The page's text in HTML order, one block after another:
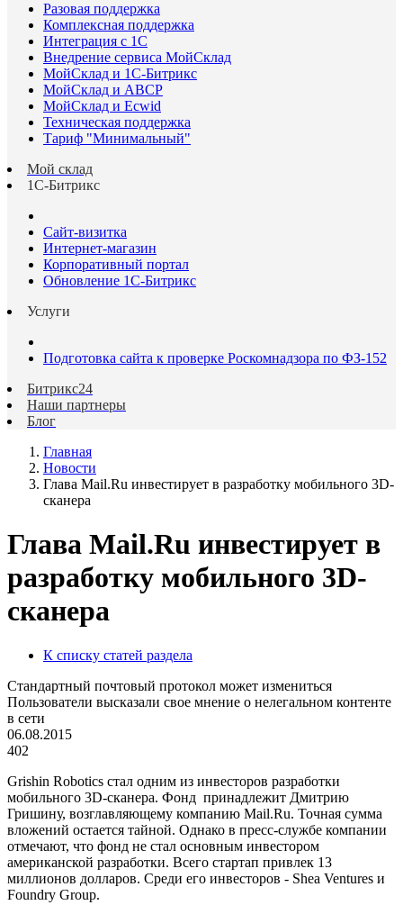
Разовая поддержка
Комплексная поддержка
Интеграция с 1С
Внедрение сервиса МойСклад
МойСклад и 1С-Битрикс
МойСклад и ABCP
МойСклад и Ecwid
Техническая поддержка
Тариф "Минимальный"
Мой склад
1С-Битрикс
Сайт-визитка
Интернет-магазин
Корпоративный портал
Обновление 1С-Битрикс
Услуги
Подготовка сайта к проверке Роскомнадзора по ФЗ-152
Битрикс24
Наши партнеры
Блог
Главная
Новости
Глава Mail.Ru инвестирует в разработку мобильного 3D-
сканера
Глава Mail.Ru инвестирует в
разработку мобильного 3D-
сканера
К списку статей раздела
Стандартный почтовый протокол может измениться
Пользователи высказали свое мнение о нелегальном контенте
в сети
06.08.2015
402
Grishin Robotics стал одним из инвесторов разработки
мобильного 3D-сканера. Фонд принадлежит Дмитрию
Гришину, возглавляющему компанию Mail.Ru. Точная сумма
вложений остается тайной. Однако в пресс-службе компании
отмечают, что фонд не стал основным инвестором
американской разработки. Всего стартап привлек 13
миллионов долларов. Среди его инвесторов - Shea Ventures и
Foundry Group.